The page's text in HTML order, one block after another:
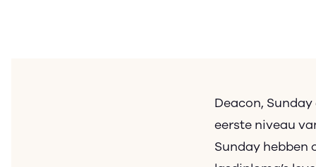
Deacon,
eerste niveau
Sunday hebben